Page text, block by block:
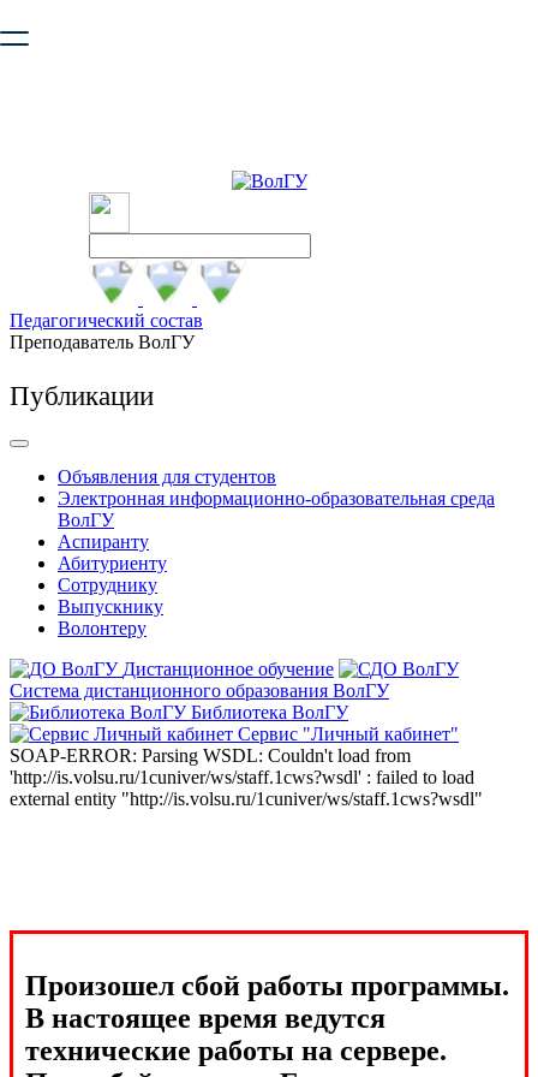
безопасную работу с сайтом. Пожалуйста
Педагогический состав
Преподаватель ВолГУ
Публикации
Объявления для студентов
Электронная информационно-образовательная среда
ВолГУ
Аспиранту
Абитуриенту
Сотруднику
Выпускнику
Волонтеру
Дистанционное обучение
Система дистанционного образования ВолГУ
Библиотека ВолГУ
Сервис "Личный кабинет"
SOAP-ERROR: Parsing WSDL: Couldn't load from
'http://is.volsu.ru/1cuniver/ws/staff.1cws?wsdl' : failed to load
external entity "http://is.volsu.ru/1cuniver/ws/staff.1cws?wsdl"
Произошел сбой работы программы.
В настоящее время ведутся
технические работы на сервере.